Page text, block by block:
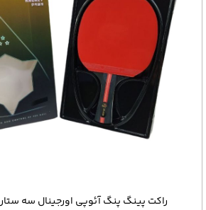
راکت پینگ پنگ آئوپی اورجینال سه